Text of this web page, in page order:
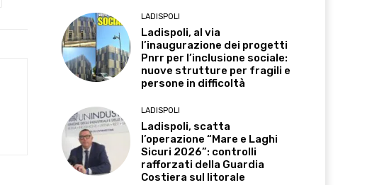
LADISPOLI
Ladispoli, al via
l’inaugurazione dei progetti
Pnrr per l’inclusione sociale:
nuove strutture per fragili e
persone in difficoltà
LADISPOLI
Ladispoli, scatta
l’operazione “Mare e Laghi
Sicuri 2026”: controlli
rafforzati della Guardia
Costiera sul litorale